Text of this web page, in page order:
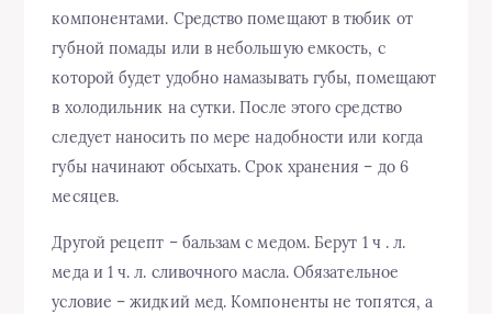
компонентами. Средство помещают в тюбик от
губной помады или в небольшую емкость, с
которой будет удобно намазывать губы, помещают
в холодильник на сутки. После этого средство
следует наносить по мере надобности или когда
губы начинают обсыхать. Срок хранения – до 6
месяцев.
Другой рецепт – бальзам с медом. Берут 1 ч . л.
меда и 1 ч. л. сливочного масла. Обязательное
условие – жидкий мед. Компоненты не топятся, а